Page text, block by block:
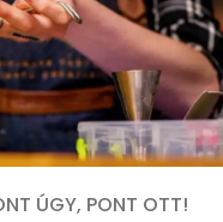
ÚGY, PONT OTT!